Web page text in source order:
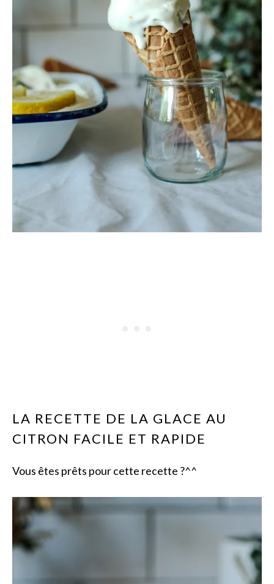
LA RECETTE DE LA GLACE AU
CITRON FACILE ET RAPIDE
Vous êtes prêts pour cette recette ?^^